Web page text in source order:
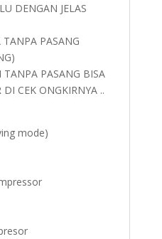
DENGAN JELAS
PASANG
PASANG BISA
CEK ONGKIRNYA ..
mode)